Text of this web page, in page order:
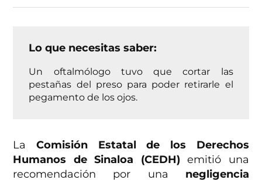
Lo que necesitas saber:
Un oftalmólogo tuvo que cortar las
pestañas del preso para poder retirarle el
pegamento de los ojos.
LaComisión Estatal de los Derechos
Humanos de Sinaloa (CEDH) emitió una
recomendación por una negligencia